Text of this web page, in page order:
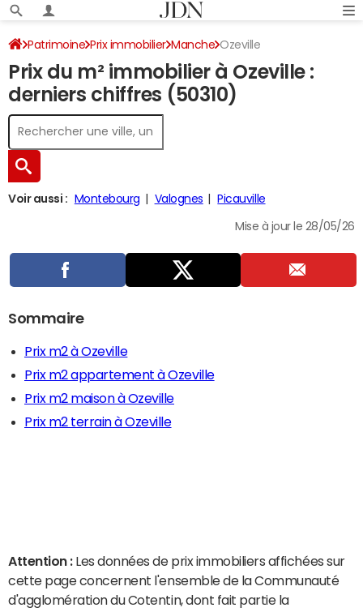
Patrimoine Prix immobilier Manche Ozeville
Prix du m² immobilier à Ozeville :
derniers chiffres (50310)
Voir aussi : Montebourg Valognes Picauville
Mise à jour le 28/05/26
Sommaire
Prix m2 à Ozeville
Prix m2 appartement à Ozeville
Prix m2 maison à Ozeville
Prix m2 terrain à Ozeville
Attention : Les données de prix immobiliers affichées sur
cette page concernent l'ensemble de la Communauté
d'agglomération du Cotentin, dont fait partie la